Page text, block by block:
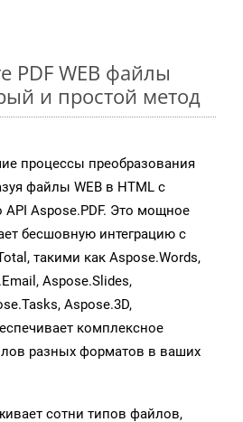
PDF WEB файлы
и простой метод
процессы преобразования
файлы WEB в HTML с
Aspose.PDF. Это мощное
бесшовную интеграцию с
такими как Aspose.Words,
Aspose.Slides,
Aspose.3D,
комплексное
разных форматов в ваших
сотни типов файлов,